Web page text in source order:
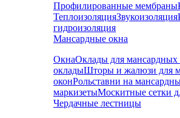
Профилированные мембраны
ТеплоизоляцияЗвукоизоляция
гидроизоляция
Мансардные окна
ОкнаОклады для мансардных
окладыШторы и жалюзи для
оконРольставни на
маркизетыМоскитные сетки
Чердачные лестницы